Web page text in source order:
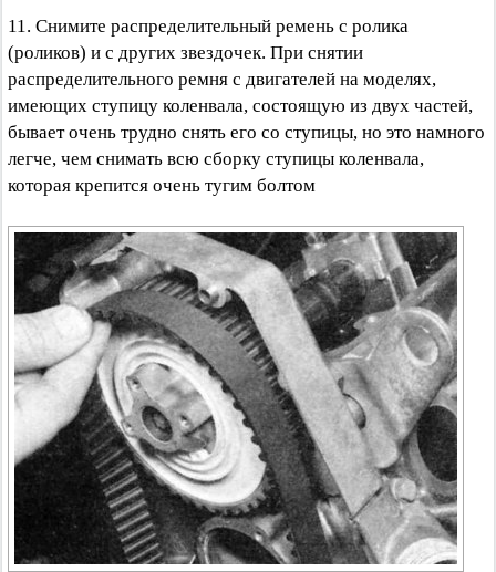
11. Снимите распределительный ремень с ролика
(роликов) и с других звездочек. При снятии
распределительного ремня с двигателей на моделях,
имеющих ступицу коленвала, состоящую из двух частей,
бывает очень трудно снять его со ступицы, но это намного
легче, чем снимать всю сборку ступицы коленвала,
которая крепится очень тугим болтом